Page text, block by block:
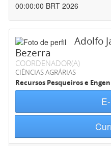
00:00:00 BRT 2026
Adolfo
Bezerra
COORDENADOR(A)
CIÊNCIAS AGRÁRIAS
Recursos Pesqueiros e